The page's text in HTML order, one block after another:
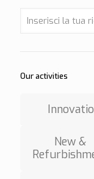
Our activities
New &